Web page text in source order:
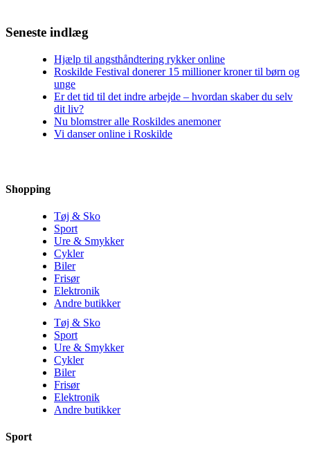
Seneste indlæg
Hjælp til angsthåndtering rykker online
Roskilde Festival donerer 15 millioner kroner til børn og
unge
Er det tid til det indre arbejde – hvordan skaber du selv
dit liv?
Nu blomstrer alle Roskildes anemoner
Vi danser online i Roskilde
Shopping
Tøj & Sko
Sport
Ure & Smykker
Cykler
Biler
Frisør
Elektronik
Andre butikker
Tøj & Sko
Sport
Ure & Smykker
Cykler
Biler
Frisør
Elektronik
Andre butikker
Sport